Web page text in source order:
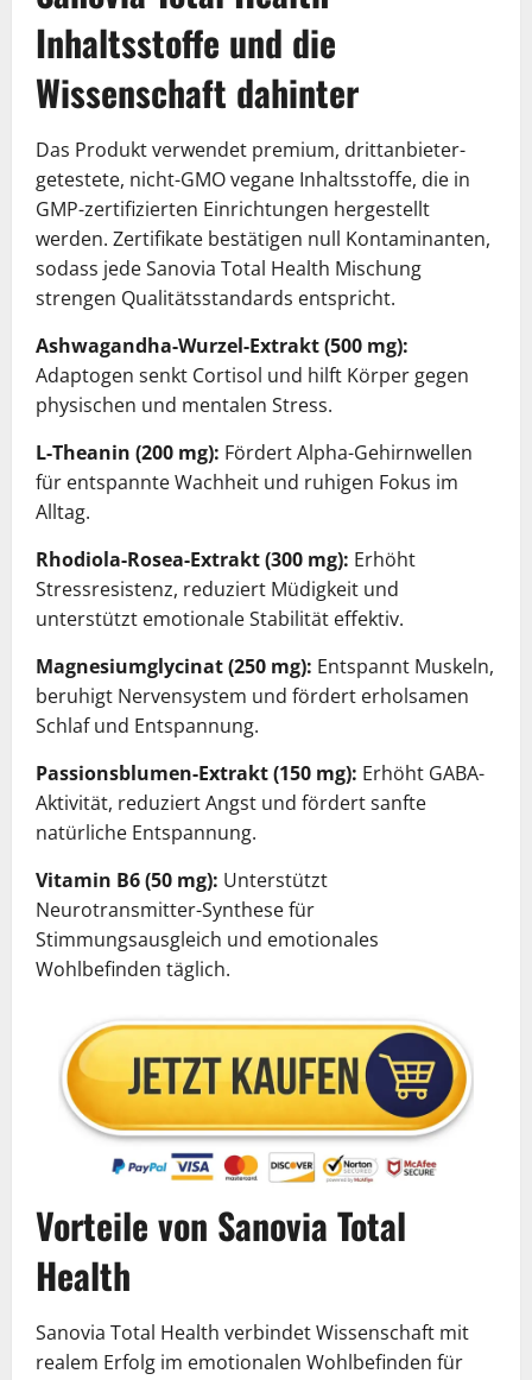
Inhaltsstoffe und die
Wissenschaft dahinter
Das Produkt verwendet premium, drittanbieter-
getestete, nicht-GMO vegane Inhaltsstoffe, die in
GMP-zertifizierten Einrichtungen hergestellt
werden. Zertifikate bestätigen null Kontaminanten,
sodass jede Sanovia Total Health Mischung
strengen Qualitätsstandards entspricht.
Ashwagandha-Wurzel-Extrakt (500 mg):
Adaptogen senkt Cortisol und hilft Körper gegen
physischen und mentalen Stress.
L-Theanin (200 mg): Fördert Alpha-Gehirnwellen
für entspannte Wachheit und ruhigen Fokus im
Alltag.
Rhodiola-Rosea-Extrakt (300 mg): Erhöht
Stressresistenz, reduziert Müdigkeit und
unterstützt emotionale Stabilität effektiv.
Magnesiumglycinat (250 mg): Entspannt Muskeln,
beruhigt Nervensystem und fördert erholsamen
Schlaf und Entspannung.
Passionsblumen-Extrakt (150 mg): Erhöht GABA-
Aktivität, reduziert Angst und fördert sanfte
natürliche Entspannung.
Vitamin B6 (50 mg): Unterstützt
Neurotransmitter-Synthese für
Stimmungsausgleich und emotionales
Wohlbefinden täglich.
Vorteile von Sanovia Total
Health
Sanovia Total Health verbindet Wissenschaft mit
realem Erfolg im emotionalen Wohlbefinden für